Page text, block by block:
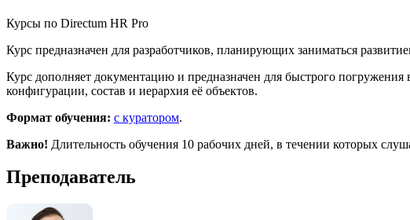
Курсы по Directum HR Pro
Курс предназначен для разработчиков, планирующих заниматься
Курс дополняет документацию и предназначен для быстрого погружения
конфигурации, состав и иерархия её объектов.
Формат обучения: с куратором.
Важно! Длительность обучения 10 рабочих дней, в течении которых
Преподаватель